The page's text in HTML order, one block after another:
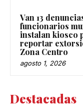
Van 13
funcionarios
instalan kiosco
reportar
Zona Centro
agosto 1, 2026
Destacadas